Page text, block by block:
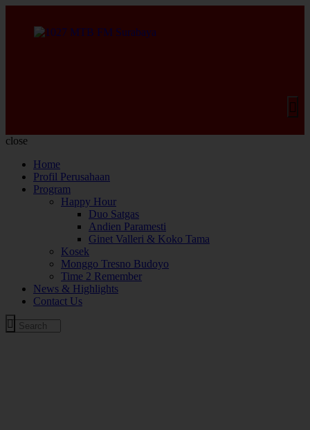
close
Home
Profil Perusahaan
Program
Happy Hour
Duo Satgas
Andien Paramesti
Ginet Valleri & Koko Tama
Kosek
Monggo Tresno Budoyo
Time 2 Remember
News & Highlights
Contact Us